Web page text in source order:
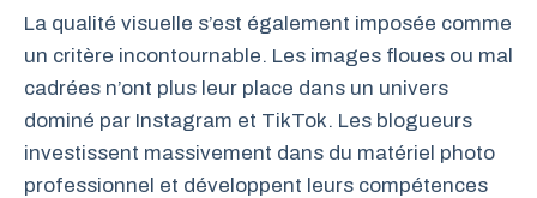
La qualité visuelle s’est également imposée comme
un critère incontournable. Les images floues ou mal
cadrées n’ont plus leur place dans un univers
dominé par Instagram et TikTok. Les blogueurs
investissent massivement dans du matériel photo
professionnel et développent leurs compétences